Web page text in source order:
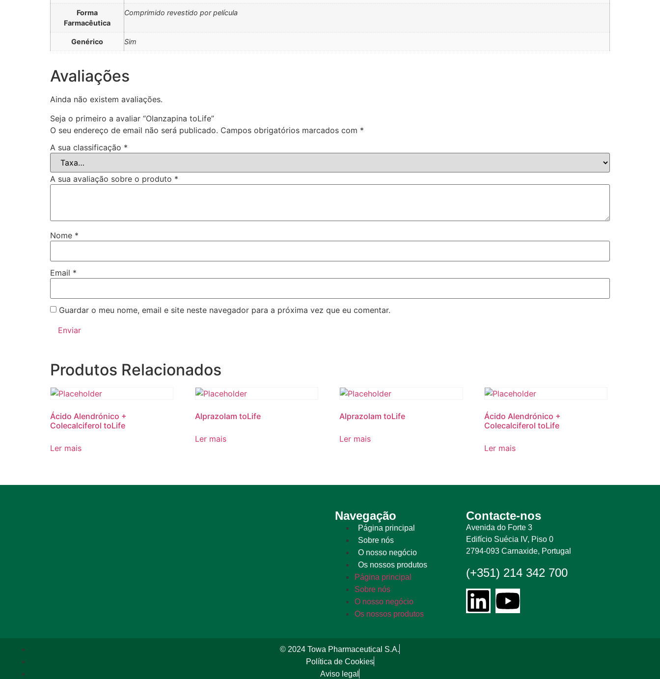
Forma
Farmacêutica
Comprimido revestido por película
Genérico Sim
Avaliações
Ainda não existem avaliações.
Seja o primeiro a avaliar “Olanzapina toLife”
O seu endereço de email não será publicado. Campos obrigatórios marcados com *
A sua classificação *
A sua avaliação sobre o produto *
Nome *
Email *
Guardar o meu nome, email e site neste navegador para a próxima vez que eu comentar.
Produtos Relacionados
Ácido Alendrónico +
Colecalciferol toLife
Ler mais
Alprazolam toLife
Ler mais
Alprazolam toLife
Ler mais
Ácido Alendrónico +
Colecalciferol toLife
Ler mais
Navegação
Página principal
Sobre nós
O nosso negócio
Os nossos produtos
Página principal
Sobre nós
O nosso negócio
Os nossos produtos
Contacte-nos
Avenida do Forte 3
Edifício Suécia IV, Piso 0
2794-093 Carnaxide, Portugal
(+351) 214 342 700
© 2024 Towa Pharmaceutical S.A.
Política de Cookies
Aviso legal